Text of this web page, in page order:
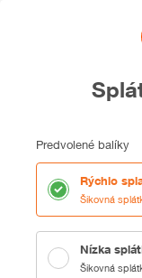
Predvolené balíky
Rýchlo
Šikovná
Nízka
Šikovná